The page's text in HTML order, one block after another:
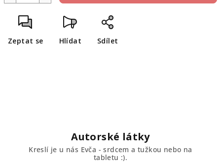
Zeptat se Hlídat Sdílet
Autorské látky
Kreslí je u nás Evča - srdcem a tužkou nebo na
tabletu :).